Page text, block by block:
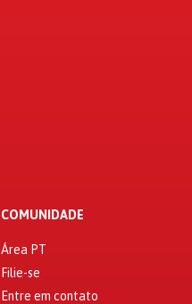
COMUNIDADE
Área PT
Filie-se
Entre em contato